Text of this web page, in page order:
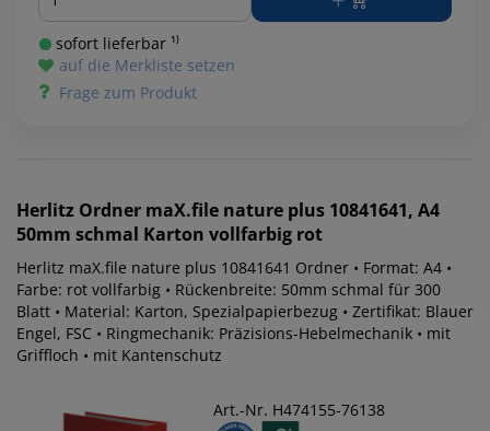
sofort lieferbar ¹⁾
auf die Merkliste setzen
Frage zum Produkt
Herlitz Ordner maX.file nature plus 10841641, A4
50mm schmal Karton vollfarbig rot
Herlitz maX.file nature plus 10841641 Ordner • Format: A4 •
Farbe: rot vollfarbig • Rückenbreite: 50mm schmal für 300
Blatt • Material: Karton, Spezialpapierbezug • Zertifikat: Blauer
Engel, FSC • Ringmechanik: Präzisions-Hebelmechanik • mit
Griffloch • mit Kantenschutz
Art.-Nr. H474155-76138